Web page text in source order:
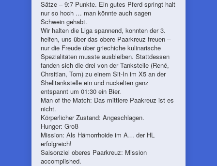
Sätze – 9:7 Punkte. Ein gutes Pferd springt halt
nur so hoch … man könnte auch sagen
Schwein gehabt.
Wir halten die Liga spannend, konnten der 3.
helfen, uns über das obere Paarkreuz freuen –
nur die Freude über griechiche kulinarische
Spezialitäten musste ausbleiben. Stattdessen
fanden sich die drei von der Tankstelle (René,
Chrsitian, Tom) zu einem Sit-In im X5 an der
Shelltankstelle ein und nuckelten ganz
entspannt um 01:30 ein Bier.
Man of the Match: Das mittlere Paakreuz ist es
nicht.
Körperlicher Zustand: Angeschlagen.
Hunger: Groß
Mission: Als Hämorrhoide im A… der HL
erfolgreich!
Saisonziel oberes Paarkreuz: Mission
accomplished.